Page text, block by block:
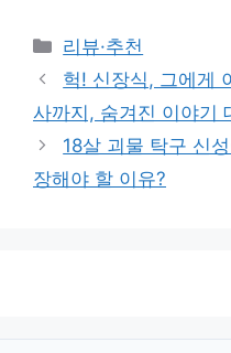
Categories
리뷰·추천
헉! 신장식, 그에게
사까지, 숨겨진 이야기
18살 괴물 탁구 신
장해야 할 이유?